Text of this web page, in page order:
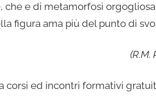
che e di metamorfosi
figura ama più del punto di
(R.M.
corsi ed incontri formativi